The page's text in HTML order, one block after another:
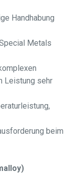
Handhabung
Metals
Leistung sehr
beim